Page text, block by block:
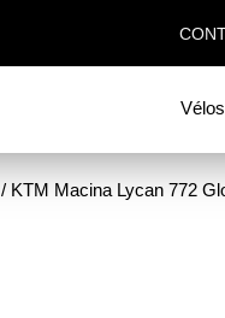
Vélos
/ KTM Macina Lycan 772